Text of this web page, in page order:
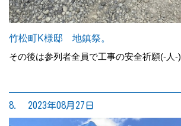
竹松町K様邸 地鎮祭。
その後は参列者全員で工事の安全祈願(-人-)
8. 2023年08月27日